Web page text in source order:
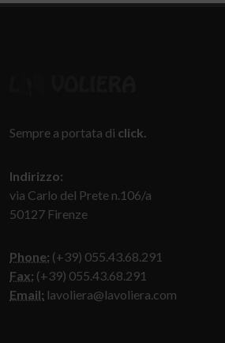
Sempre a portata di click.
Indirizzo:
via Carlo del Prete n.106/a
50127 Firenze
Phone: (+39) 055.43.68.291
Fax: (+39) 055.43.68.291
Email: lavoliera@lavoliera.com